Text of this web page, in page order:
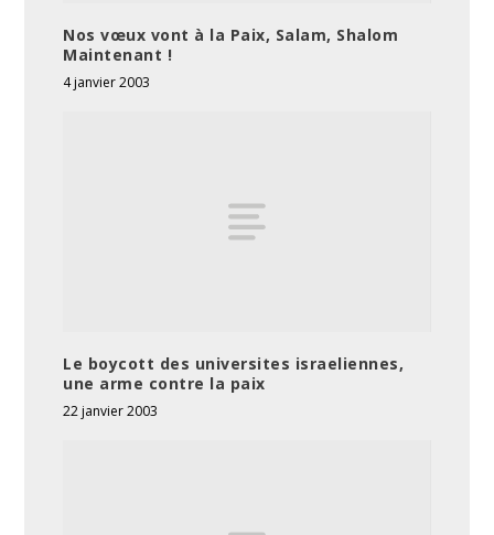
Nos vœux vont à la Paix, Salam, Shalom
Maintenant !
4 janvier 2003
Le boycott des universites israeliennes,
une arme contre la paix
22 janvier 2003